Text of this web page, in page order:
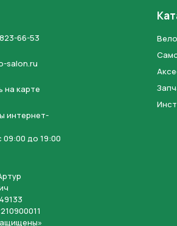
66-53
salon.ru
на карте
интернет-
до 19:00